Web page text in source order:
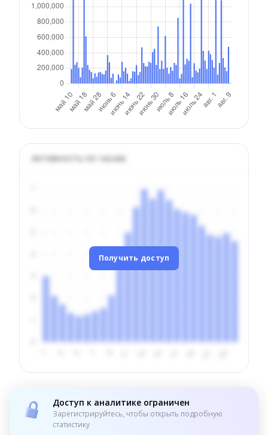
Активность по часам
Получить доступ
Доступ к аналитике ограничен
Зарегистрируйтесь, чтобы открыть подробную
статистику